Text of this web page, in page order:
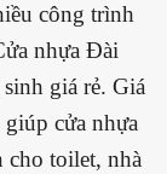
công trình
nhựa Đài
giá rẻ. Giá
cửa nhựa
cho toilet, nhà